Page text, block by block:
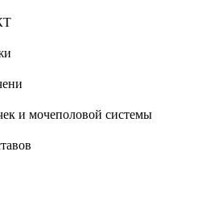
и мочеполовой системы